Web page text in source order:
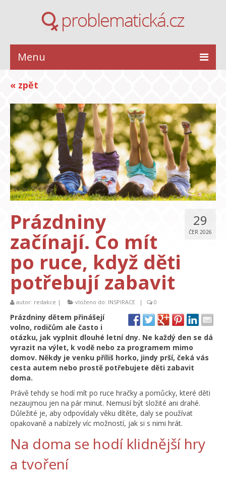
Menu
KRÁSA
STYL
INSPIRACE
VZTAHY
« zpět
29
ČER 2026
Prázdniny
začínají. Co mít
po ruce, když děti
potřebují zabavit
autor: redakce | vloženo do: INSPIRACE | 0
Prázdniny dětem přinášejí
volno, rodičům ale často i
otázku, jak vyplnit dlouhé letní dny. Ne každý den se dá
vyrazit na výlet, k vodě nebo za programem mimo
domov. Někdy je venku příliš horko, jindy prší, čeká vás
cesta autem nebo prostě potřebujete děti zabavit
doma.
Právě tehdy se hodí mít po ruce hračky a pomůcky, které děti
nezaujmou jen na pár minut. Nemusí být složité ani drahé.
Důležité je, aby odpovídaly věku dítěte, daly se používat
opakovaně a nabízely víc možností, jak si s nimi hrát.
Na doma se hodí klidnější hry
a tvoření